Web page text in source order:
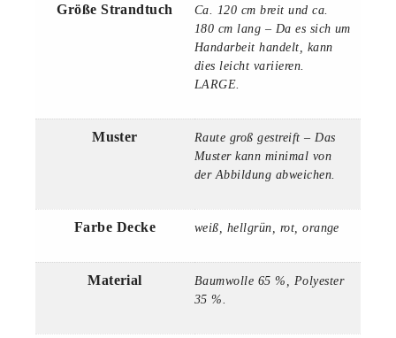
Größe Strandtuch
Ca. 120 cm breit und ca.
180 cm lang – Da es sich um
Handarbeit handelt, kann
dies leicht variieren.
LARGE.
Muster
Raute groß gestreift – Das
Muster kann minimal von
der Abbildung abweichen.
Farbe Decke weiß, hellgrün, rot, orange
Material
Baumwolle 65 %, Polyester
35 %.